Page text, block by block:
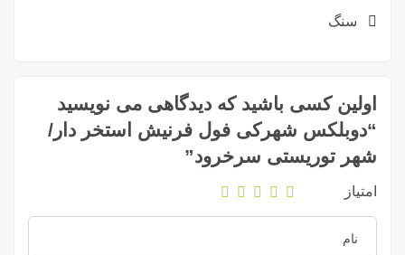
سنگ
اولین کسی باشید که دیدگاهی می نویسید
“دوبلکس شهرکی فول فرنیش استخر دار/
شهر توریستی سرخرود”
امتیاز